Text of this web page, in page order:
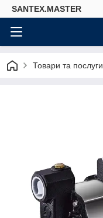
SANTEX.MASTER
Товари та послуги